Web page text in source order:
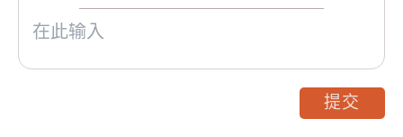
提交